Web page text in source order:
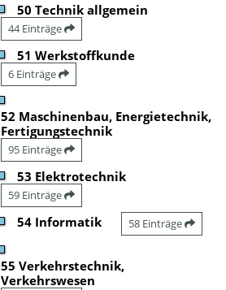
50 Technik allgemein
44 Einträge
51 Werkstoffkunde
6 Einträge
52 Maschinenbau, Energietechnik,
Fertigungstechnik
95 Einträge
53 Elektrotechnik
59 Einträge
54 Informatik 58 Einträge
55 Verkehrstechnik,
Verkehrswesen